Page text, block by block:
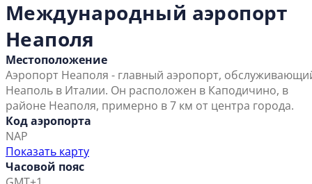
Международный аэропорт
Неаполя
Местоположение
Аэропорт Неаполя - главный аэропорт,
Неаполь в Италии. Он расположен в Каподичино, в
районе Неаполя, примерно в 7 км от центра города.
Код аэропорта
NAP
Показать карту
Часовой пояс